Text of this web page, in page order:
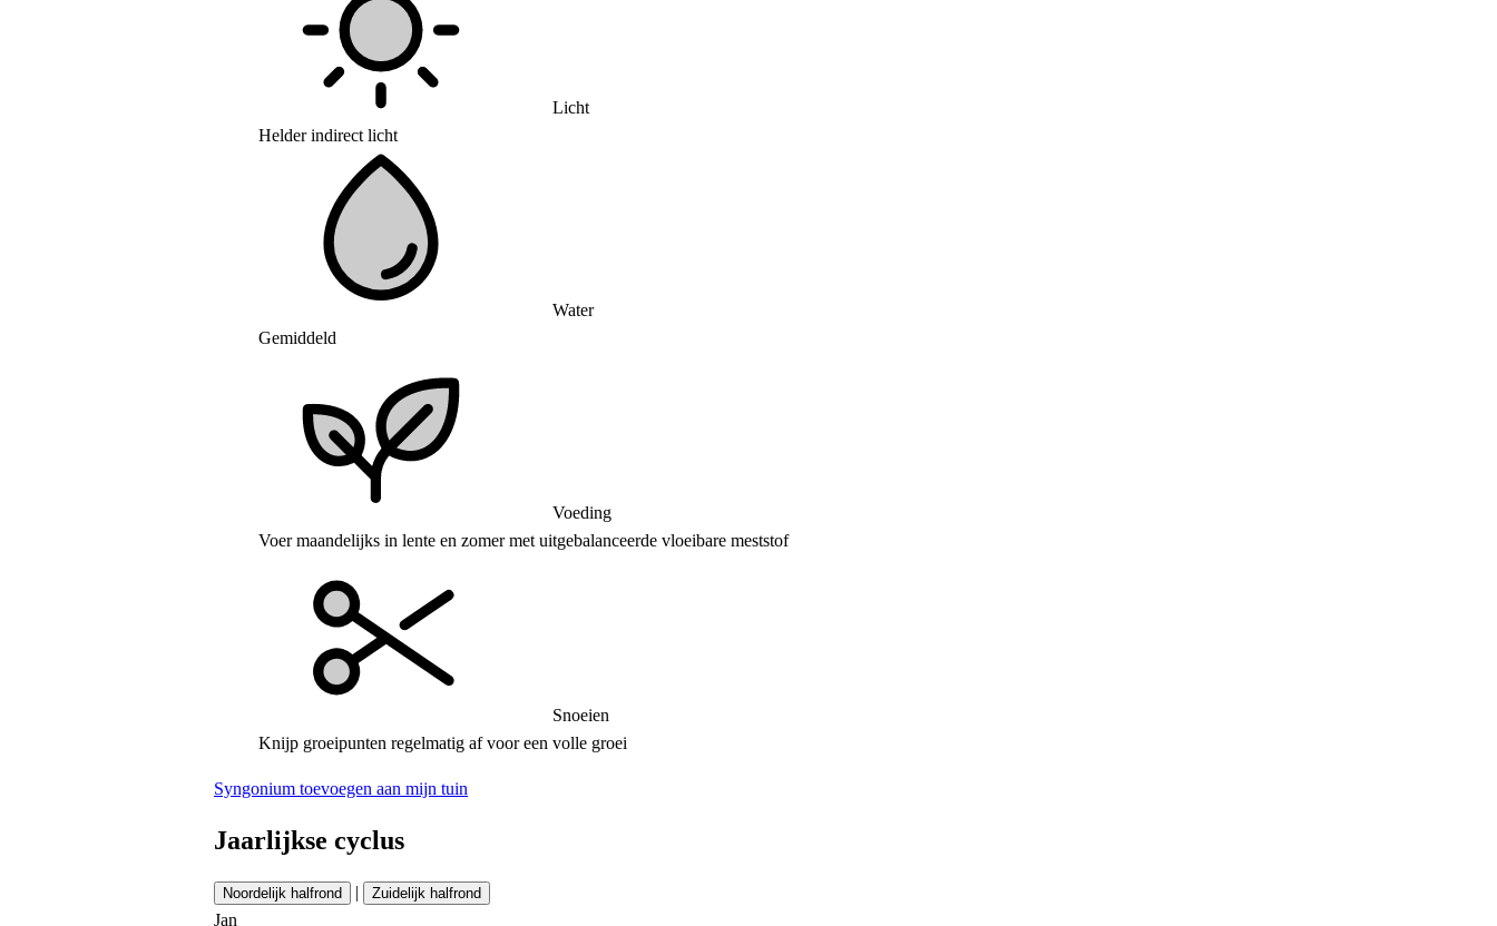
Licht
Helder indirect licht
Water
Gemiddeld
Voeding
Voer maandelijks in lente en zomer met uitgebalanceerde vloeibare meststof
Snoeien
Knijp groeipunten regelmatig af voor een volle groei
Syngonium toevoegen aan mijn tuin
Jaarlijkse cyclus
Noordelijk halfrond | Zuidelijk halfrond
Jan